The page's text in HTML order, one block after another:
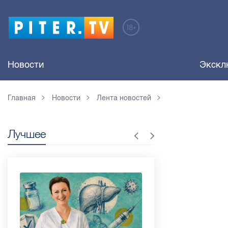
Новости
Главная Новости Лента новостей
Лучшее